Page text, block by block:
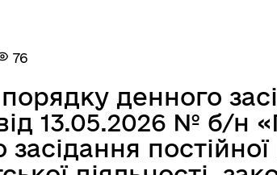
Місцеві податки
76
денного
від 13.05.2026 № б/н
постійної